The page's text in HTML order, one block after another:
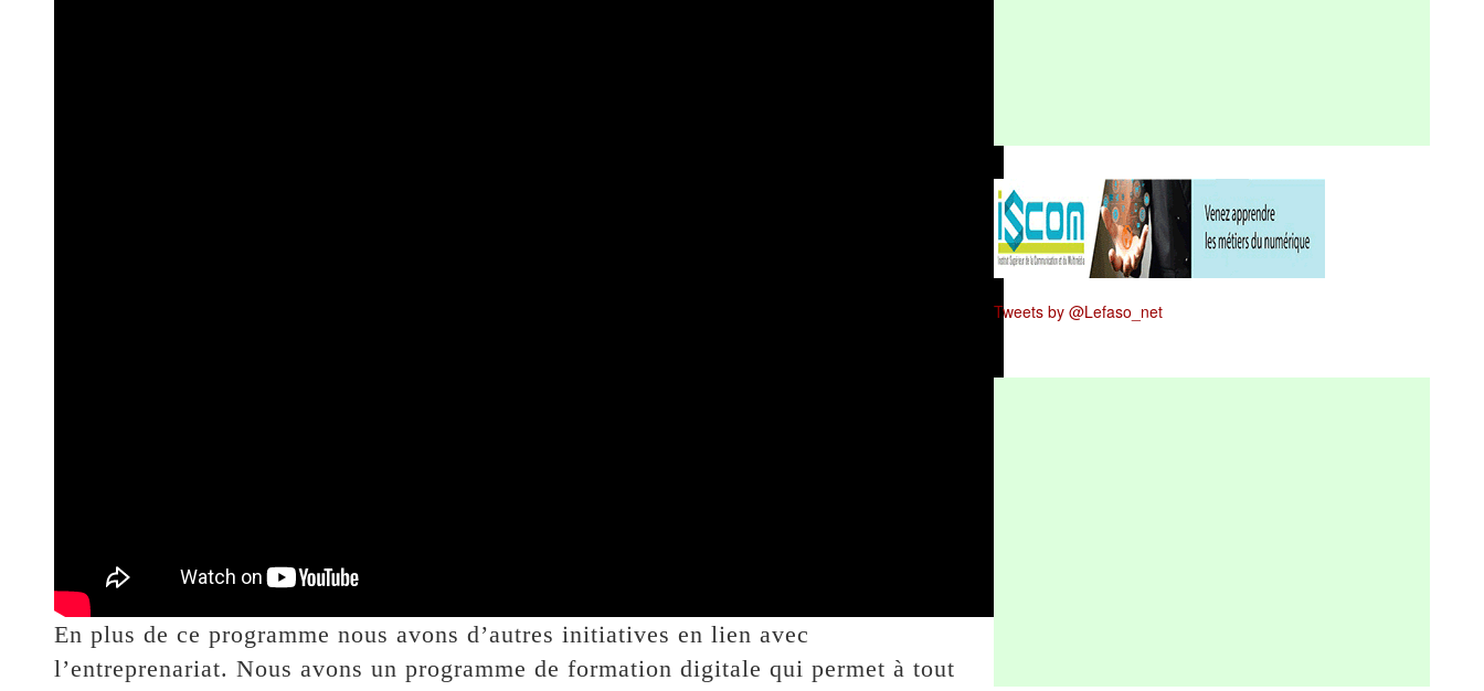
En plus de ce programme nous avons d’autres initiatives en lien avec
l’entreprenariat. Nous avons un programme de formation digitale qui permet à tout
Tweets by @Lefaso_net